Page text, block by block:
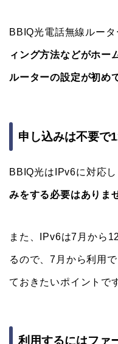
BBIQ光電話無線ルータ
ィング方法などがホー
ルーターの設定が初め
申し込みは不要で
BBIQ光はIPv6に対応
みをする必要はありま
また、IPv6は7月から
るので、7月から利用
ておきたいポイントで
利用するにはファ